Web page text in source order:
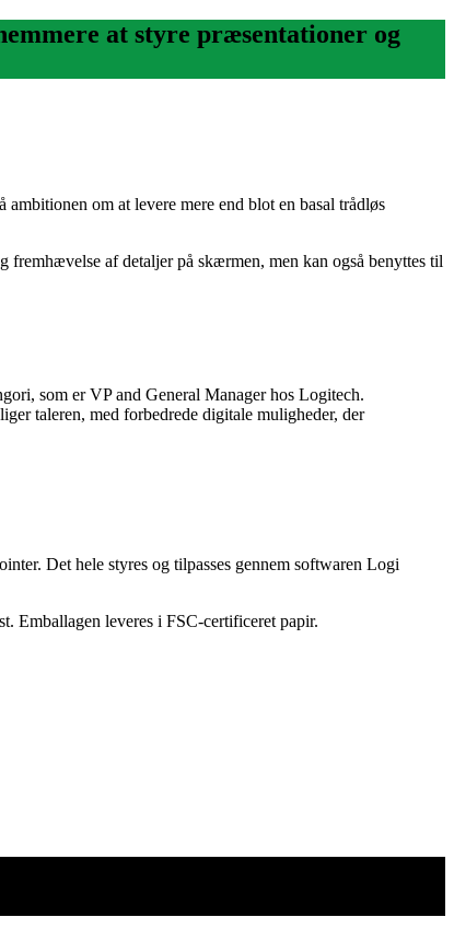
at styre præsentationer og
om at levere mere end blot en basal trådløs
af detaljer på skærmen, men kan også benyttes til
som er VP and General Manager hos Logitech.
taleren, med forbedrede digitale muligheder, der
Det hele styres og tilpasses gennem softwaren Logi
Emballagen leveres i FSC-certificeret papir.